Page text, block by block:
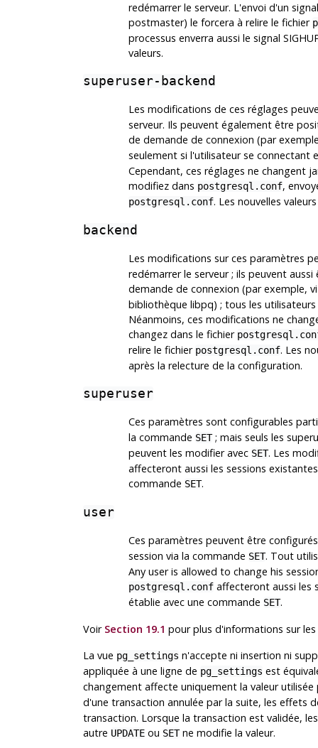
redémarrer le serveur. L'envoi d'un
postmaster) le forcera à relire le fichier
processus enverra aussi le signal
valeurs.
superuser-backend
Les modifications de ces réglages
serveur. Ils peuvent également être
de demande de connexion (par
seulement si l'utilisateur se
Cependant, ces réglages ne changent
modifiez dans postgresql.conf,
postgresql.conf. Les nouvelles
backend
Les modifications sur ces paramètres
redémarrer le serveur ; ils peuvent
demande de connexion (par exemple,
bibliothèque libpq) ; tous les
Néanmoins, ces modifications ne
changez dans le fichier
relire le fichier postgresql.conf. Les
après la relecture de la configuration.
superuser
Ces paramètres sont configurables
la commande SET; mais seuls les
peuvent les modifier avec SET. Les
affecteront aussi les sessions
commande SET.
user
Ces paramètres peuvent être
session via la commande SET. Tout
Any user is allowed to change his
postgresql.confaffecteront aussi les
établie avec une commande SET.
Voir Section 19.1 pour plus d'informations sur
La vue pg_settings n'accepte ni insertion ni
appliquée à une ligne de pg_settings est
changement affecte uniquement la valeur utilisée
d'une transaction annulée par la suite, les effets
transaction. Lorsque la transaction est validée,
autre UPDATEou SETne modifie la valeur.